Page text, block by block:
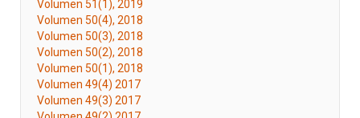
Volumen 51(1), 2019
Volumen 50(4), 2018
Volumen 50(3), 2018
Volumen 50(2), 2018
Volumen 50(1), 2018
Volumen 49(4) 2017
Volumen 49(3) 2017